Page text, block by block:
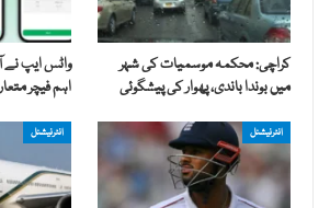
کراچی: محکمہ موسمیات کی شہر
میں بوندا باندی، پھوار کی پیشگوئی
واٹس ایپ نے
اہم فیچر
انٹرنیشنل انٹرنیشنل